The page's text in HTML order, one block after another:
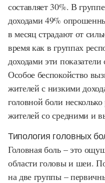
составляет 30%. В
доходами 49%
в месяц страдают от
время как в группах
доходами эти
Особое беспокойство
жителей с низкими
головной боли
жителей со средними и
Типология головных
Головная боль – это
области головы и шеи.
на две группы –